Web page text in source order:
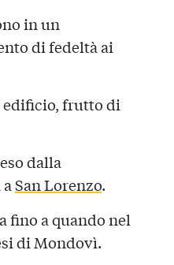
in un
di fedeltà ai
edificio, frutto di
dalla
San Lorenzo.
fino a quando nel
di Mondovì.